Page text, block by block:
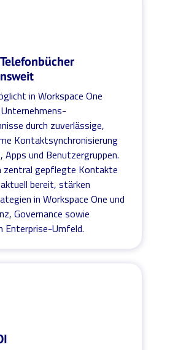
in Workspace One
durch zuverlässige,
Kontaktsynchronisierung
Apps und Benutzergruppen.
zentral gepflegte Kontakte
bereit, stärken
in Workspace One und
Governance sowie
Enterprise-Umfeld.